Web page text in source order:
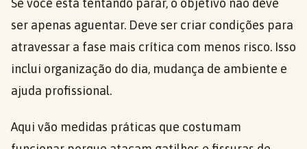
Se você está tentando parar, o objetivo não deve
ser apenas aguentar. Deve ser criar condições para
atravessar a fase mais crítica com menos risco. Isso
inclui organização do dia, mudança de ambiente e
ajuda profissional.
Aqui vão medidas práticas que costumam